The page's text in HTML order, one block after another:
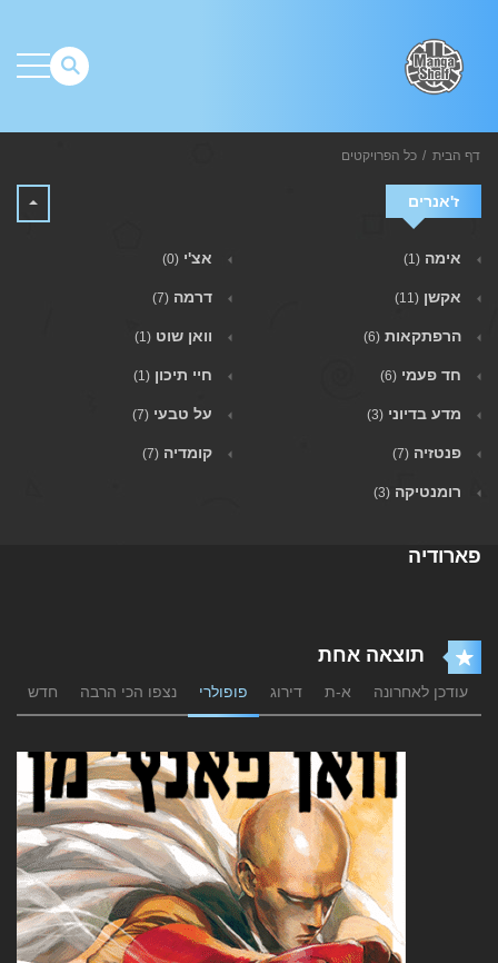
דף הבית כל הפרויקטים
ז'אנרים
אימה (1) אצ'י (0)
אקשן (11) דרמה (7)
הרפתקאות (6) וואן שוט (1)
חד פעמי (6) חיי תיכון (1)
מדע בדיוני (3) על טבעי (7)
פנטזיה (7) קומדיה (7)
רומנטיקה (3)
פארודיה
תוצאה אחת
עודכן לאחרונה א-ת דירוג פופולרי נצפו הכי הרבה חדש